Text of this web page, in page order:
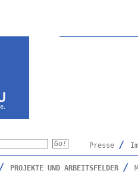
Presse
PROJEKTE UND ARBEITSFELDER